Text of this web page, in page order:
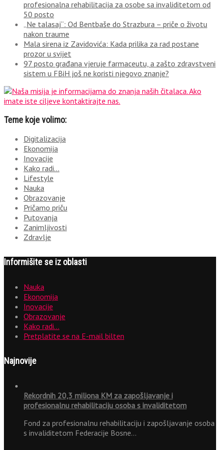
profesionalna rehabilitacija za osobe sa invaliditetom od
50 posto
„Ne talasaj“: Od Bentbaše do Strazbura – priče o životu
nakon traume
Mala sirena iz Zavidovića: Kada prilika za rad postane
prozor u svijet
97 posto građana vjeruje farmaceutu, a zašto zdravstveni
sistem u FBiH još ne koristi njegovo znanje?
Teme koje volimo:
Digitalizacija
Ekonomija
Inovacije
Kako radi…
Lifestyle
Nauka
Obrazovanje
Pričamo priču
Putovanja
Zanimljivosti
Zdravlje
Informišite se iz oblasti
Nauka
Ekonomija
Inovacije
Obrazovanje
Kako radi…
Pretplatite se na E-mail bilten
Najnovije
Rekordnih 20,3 miliona KM za zapošljavanje i
profesionalnu rehabilitaciju osoba s invaliditetom
Fond za profesionalnu rehabilitaciju i zapošljavanje osoba
s invaliditetom Federacije Bosne…